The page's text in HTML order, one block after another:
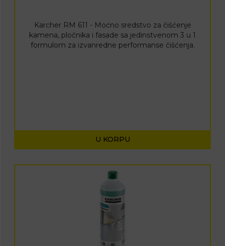
Karcher RM 611 - Moćno sredstvo za čišćenje
kamena, pločnika i fasade sa jedinstvenom 3 u 1
formulom za izvanredne performanse čišćenja.
U KORPU